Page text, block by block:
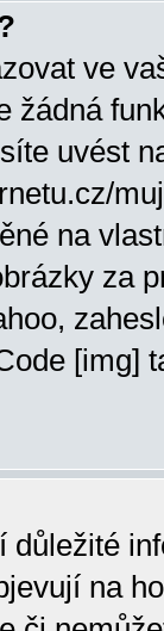
ve
žádná
uvést
na
za
[img]
důležité
na